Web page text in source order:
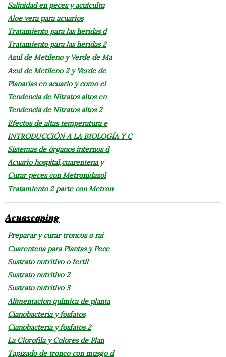
Salinidad en peces y acuicultu
Aloe vera para acuarios
Tratamiento para las heridas d
Tratamiento para las heridas 2
Azul de Metileno y Verde de Ma
Azul de Metileno 2 y Verde de
Planarias en acuario y como el
Tendencia de Nitratos altos en
Tendencia de Nitratos altos 2
Efectos de altas temperatura e
INTRODUCCIÓN A LA BIOLOGÍA Y C
Sistemas de órganos internos d
Acuario hospital,cuarentena y
Curar peces con Metronidazol
Tratamiento 2 parte con Metron
Acuascaping
Preparar y curar troncos o raí
Cuarentena para Plantas y Pece
Sustrato nutritivo o fertil
Sustrato nutritivo 2
Sustrato nutritivo 3
Alimentacion química de planta
Cianobacteria y fosfatos
Cianobacteria y fosfatos 2
La Clorofila y Colores de Plan
Tapizado de tronco con musgo d